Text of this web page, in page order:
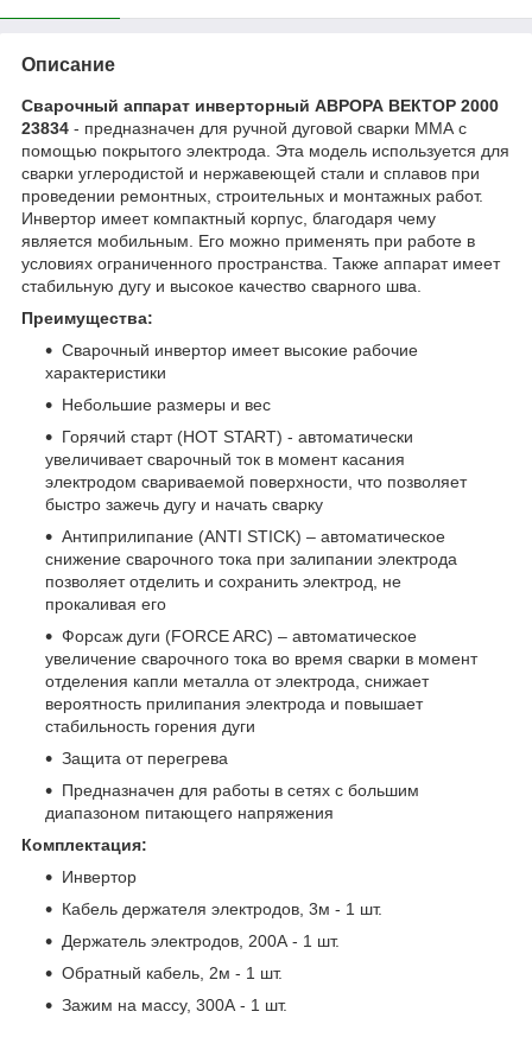
Описание
Сварочный аппарат инверторный АВРОРА ВЕКТОР 2000
23834​ - предназначен для ручной дуговой сварки ММА с
помощью покрытого электрода. Эта модель используется для
сварки углеродистой и нержавеющей стали и сплавов при
проведении ремонтных, строительных и монтажных работ.
Инвертор имеет компактный корпус, благодаря чему
является мобильным. Его можно применять при работе в
условиях ограниченного пространства. Также аппарат имеет
стабильную дугу и высокое качество сварного шва.
Преимущества:
Сварочный инвертор имеет высокие рабочие
характеристики
Небольшие размеры и вес
Горячий старт (HOT START) - автоматически
увеличивает сварочный ток в момент касания
электродом свариваемой поверхности, что позволяет
быстро зажечь дугу и начать сварку
Антиприлипание (ANTI STICK) – автоматическое
снижение сварочного тока при залипании электрода
позволяет отделить и сохранить электрод, не
прокаливая его
Форсаж дуги (FORCE ARC) – автоматическое
увеличение сварочного тока во время сварки в момент
отделения капли металла от электрода, снижает
вероятность прилипания электрода и повышает
стабильность горения дуги
Защита от перегрева
Предназначен для работы в сетях с большим
диапазоном питающего напряжения
Комплектация:
Инвертор
Кабель держателя электродов, 3м - 1 шт.
Держатель электродов, 200А - 1 шт.
Обратный кабель, 2м - 1 шт.
Зажим на массу, 300А - 1 шт.